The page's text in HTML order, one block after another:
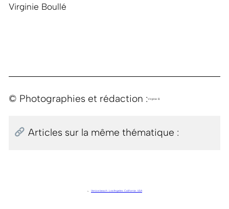
Virginie Boullé
© Photographies et rédaction :Virginie B.
Articles sur la même thématique :
← Venice beach . Los Angeles . Californie . USA